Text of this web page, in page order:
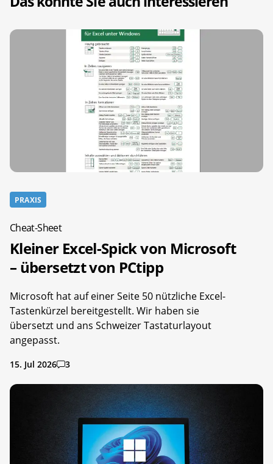
PRAXIS
Cheat-Sheet
Kleiner Excel-Spick von Microsoft
– übersetzt von PCtipp
Microsoft hat auf einer Seite 50 nützliche Excel-
Tastenkürzel bereitgestellt. Wir haben sie
übersetzt und ans Schweizer Tastaturlayout
angepasst.
15. Jul 2026 3